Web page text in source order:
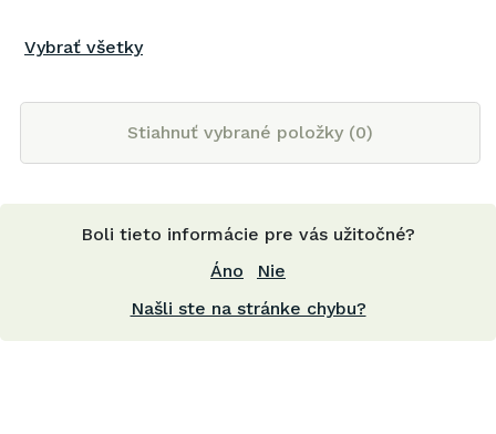
Vybrať všetky
Stiahnuť vybrané položky (0)
Boli tieto informácie pre vás užitočné?
Áno
Nie
Našli ste na stránke chybu?